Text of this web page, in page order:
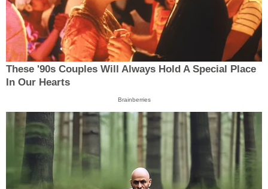
These '90s Couples Will Always Hold A Special Place
In Our Hearts
Brainberries